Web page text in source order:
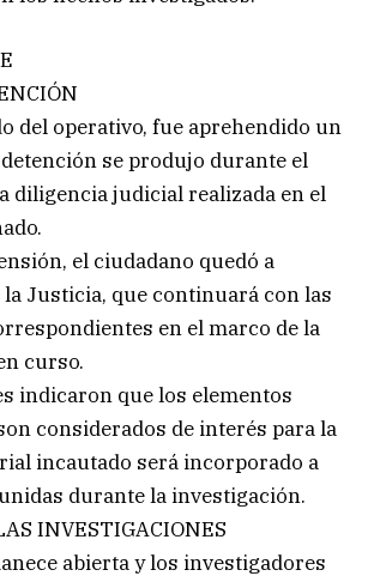
del operativo, fue aprehendido un
se produjo durante el
diligencia judicial realizada en el
el ciudadano quedó a
Justicia, que continuará con las
en el marco de la
curso.
indicaron que los elementos
considerados de interés para la
incautado será incorporado a
durante la investigación.
INVESTIGACIONES
abierta y los investigadores